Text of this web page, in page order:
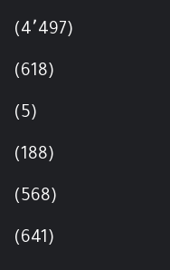
(4٬497)
(618)
(5)
(188)
(568)
(641)